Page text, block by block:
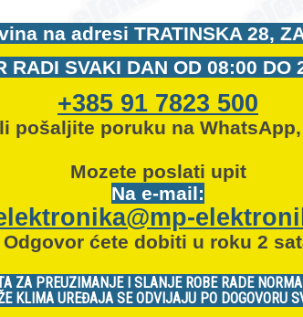
na adresi TRATINSKA 28,
RADI SVAKI DAN OD 08:00 DO
+385 91 7823 500
pošaljite poruku na
Mozete poslati upit
Na e-mail:
Odgovor ćete dobiti u roku 2
ZA PREUZIMANJE I SLANJE ROBE RADE
KLIMA UREĐAJA SE ODVIJAJU PO DOGOVORU